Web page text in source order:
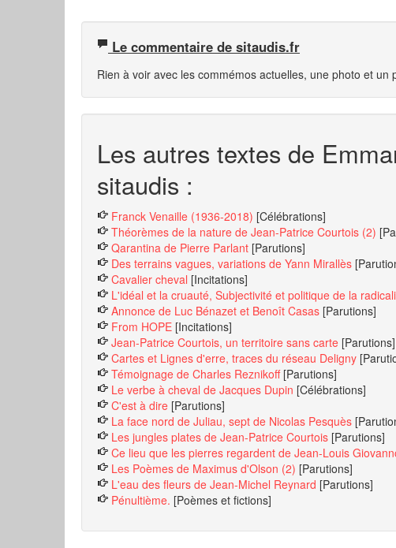
Le commentaire de sitaudis.fr
Rien à voir avec les commémos actuelles, une photo et un
Les autres textes de
sitaudis :
Franck Venaille (1936-2018) [Célébrations]
Théorèmes de la nature de Jean-Patrice Courtois (2)
Qarantina de Pierre Parlant [Parutions]
Des terrains vagues, variations de Yann Mirallès
Cavalier cheval [Incitations]
L'idéal et la cruauté, Subjectivité et politique de la
Annonce de Luc Bénazet et Benoît Casas [Parutions]
From HOPE [Incitations]
Jean-Patrice Courtois, un territoire sans carte [Parutions]
Cartes et Lignes d'erre, traces du réseau Deligny
Témoignage de Charles Reznikoff [Parutions]
Le verbe à cheval de Jacques Dupin [Célébrations]
C'est à dire [Parutions]
La face nord de Juliau, sept de Nicolas Pesquès
Les jungles plates de Jean-Patrice Courtois [Parutions]
Ce lieu que les pierres regardent de Jean-Louis
Les Poèmes de Maximus d'Olson (2) [Parutions]
L'eau des fleurs de Jean-Michel Reynard [Parutions]
Pénultième. [Poèmes et fictions]